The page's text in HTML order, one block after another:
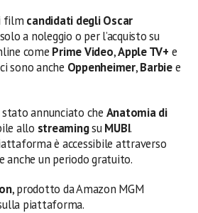
film candidati degli Oscar
a noleggio o per l’acquisto su
come Prime Video,Apple TV+ e
sono anche Oppenheimer,Barbiee
annunciato che Anatomia di
allo streamingsuMUBI.
è accessibile attraverso
anche un periodo gratuito.
, prodotto da Amazon MGM
piattaforma.